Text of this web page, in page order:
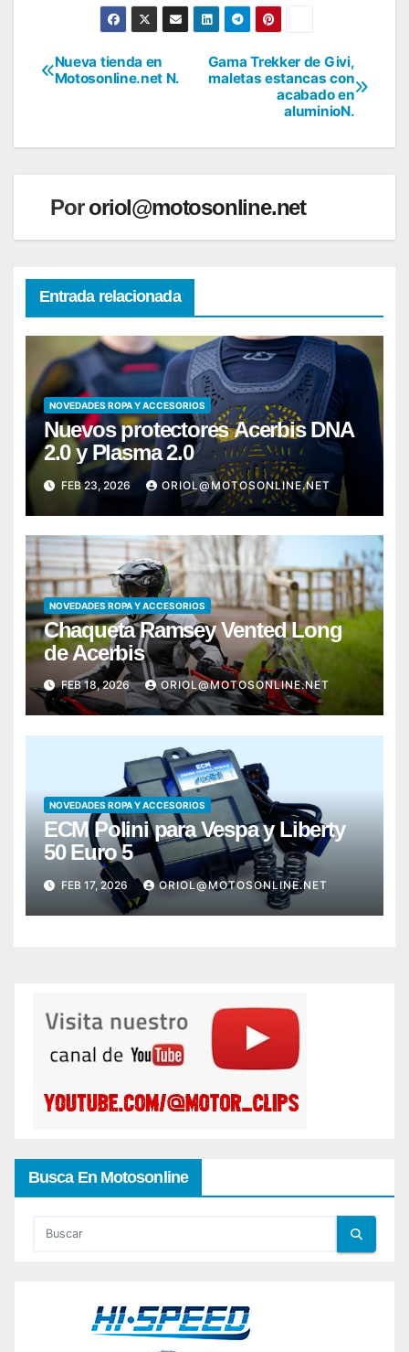
Navegación
entradas
Gama Trekker de Givi,
maletas estancas con
acabado en
aluminioN.
Nueva tienda en
Motosonline.net N.
Pororiol@motosonline.net
Entrada relacionada
NOVEDADES ROPA Y ACCESORIOS
Nuevos protectores Acerbis DNA
2.0 y Plasma 2.0
FEB 23, 2026 ORIOL@MOTOSONLINE.NET
NOVEDADES ROPA Y ACCESORIOS
Chaqueta Ramsey Vented Long
de Acerbis
FEB 18, 2026 ORIOL@MOTOSONLINE.NET
NOVEDADES ROPA Y ACCESORIOS
ECM Polini para Vespa y Liberty
50 Euro 5
FEB 17, 2026 ORIOL@MOTOSONLINE.NET
Busca En Motosonline